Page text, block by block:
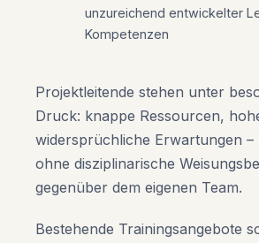
unzureichend entwickelter
Kompetenzen
Projektleitende stehen unter
Druck: knappe Ressourcen,
widersprüchliche Erwartungen –
ohne disziplinarische
gegenüber dem eigenen Team.
Bestehende Trainingsangebote